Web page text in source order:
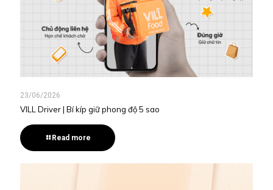
23/06/2026
VILL Driver | Bí kíp giữ phong độ 5 sao
Read more